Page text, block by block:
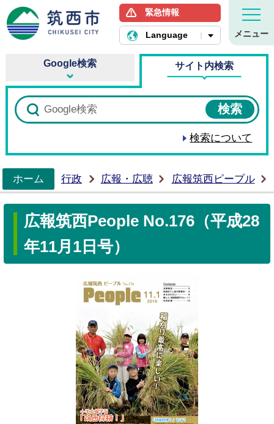
筑西市ホームページ
緊急情報
Language メニュー
Google検索 サイト内検索
検索について
ホーム
行政 広報・広聴 広報筑西ピープル
広報筑西People No.176（平成28
年11月1日号）